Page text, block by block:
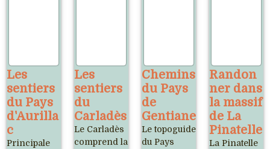
Les
sentiers
du Pays
d'Aurilla
c
Principale
Les
sentiers
du
Carladès
Le Carladès
comprend la
Chemins
du Pays
de
Gentiane
Le topoguide
du Pays
Randon
ner dans
la massif
de La
Pinatelle
La Pinatelle